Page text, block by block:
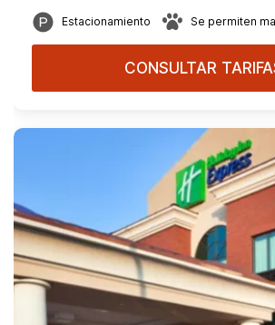
Estacionamiento Se permiten
CONSULTAR